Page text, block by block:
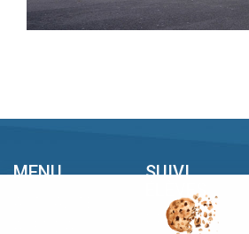
MENU
SUIVI
ÉLÈVES
PRONOTE